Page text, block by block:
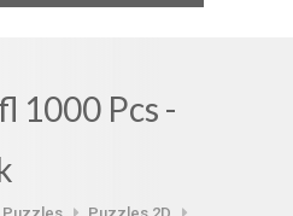
1000 Pcs -